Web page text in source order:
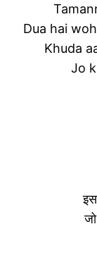
Dua hai
Khuda
Jo